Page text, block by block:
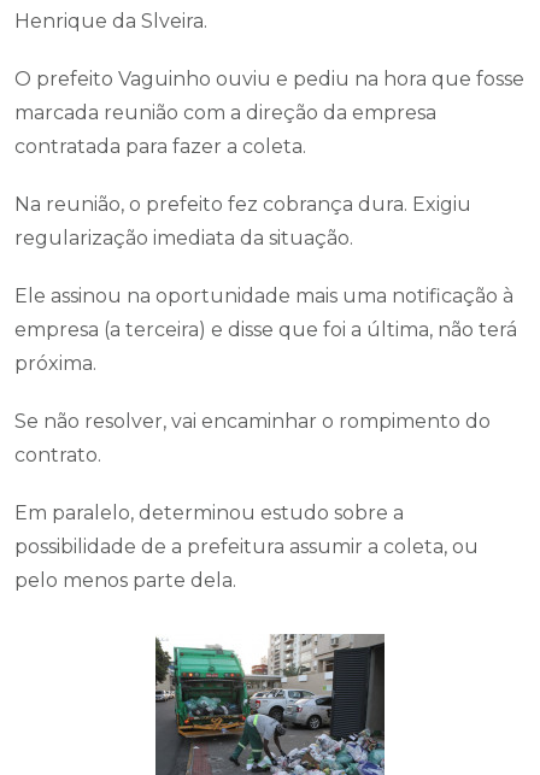
Henrique da Slveira.
O prefeito Vaguinho ouviu e pediu na hora que fosse
marcada reunião com a direção da empresa
contratada para fazer a coleta.
Na reunião, o prefeito fez cobrança dura. Exigiu
regularização imediata da situação.
Ele assinou na oportunidade mais uma notificação à
empresa (a terceira) e disse que foi a última, não terá
próxima.
Se não resolver, vai encaminhar o rompimento do
contrato.
Em paralelo, determinou estudo sobre a
possibilidade de a prefeitura assumir a coleta, ou
pelo menos parte dela.